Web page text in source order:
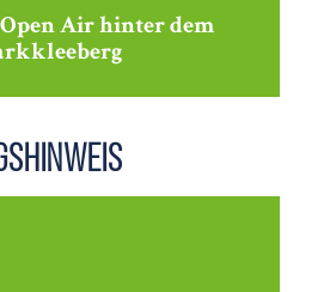
Open Air hinter dem